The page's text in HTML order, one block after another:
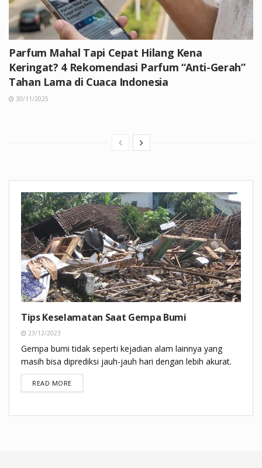
Parfum Mahal Tapi Cepat Hilang Kena
Keringat? 4 Rekomendasi Parfum “Anti-Gerah”
Tahan Lama di Cuaca Indonesia
30/11/2025
Tips Keselamatan Saat Gempa Bumi
23/12/2023
Gempa bumi tidak seperti kejadian alam lainnya yang
masih bisa diprediksi jauh-jauh hari dengan lebih akurat.
READ MOREDETAILS